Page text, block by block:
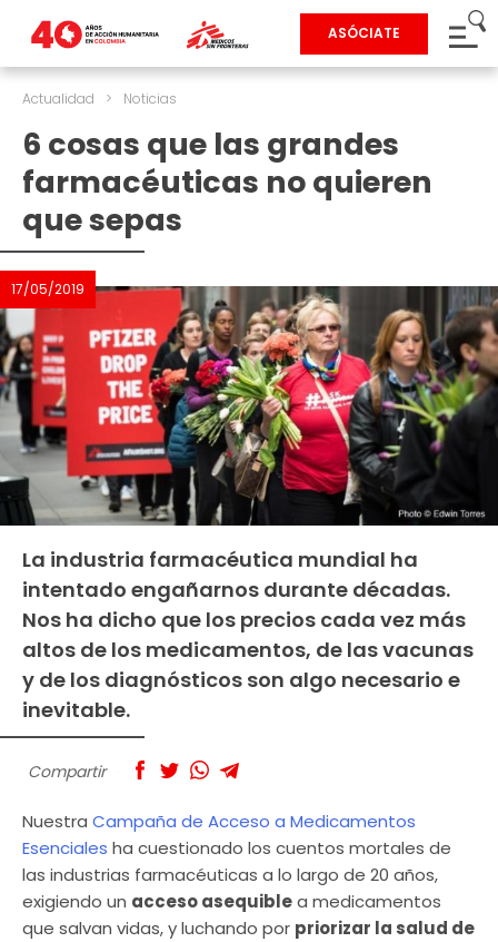
ASÓCIATE
Actualidad > Noticias
6 cosas que las grandes
farmacéuticas no quieren
que sepas
17/05/2019
La industria farmacéutica mundial ha
intentado engañarnos durante décadas.
Nos ha dicho que los precios cada vez más
altos de los medicamentos, de las vacunas
y de los diagnósticos son algo necesario e
inevitable.
Compartir
Nuestra Campaña de Acceso a Medicamentos
Esenciales ha cuestionado los cuentos mortales de
las industrias farmacéuticas a lo largo de 20 años,
exigiendo un acceso asequiblea medicamentos
que salvan vidas, y luchando por priorizar la salud de